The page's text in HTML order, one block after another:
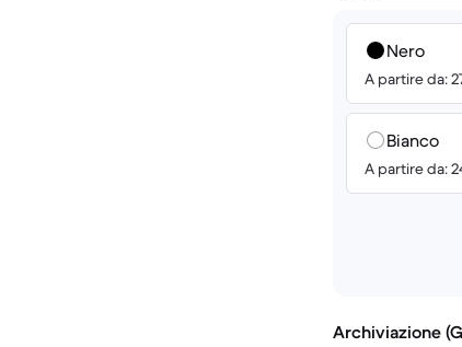
Nero
A partire da:
Bianco
A partire da:
Archiviazione